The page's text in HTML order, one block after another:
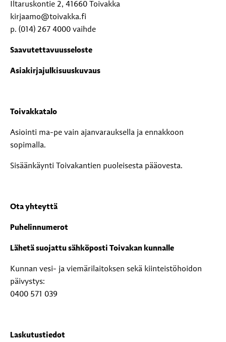
Iltaruskontie 2, 41660 Toivakka
kirjaamo@toivakka.fi
p. (014) 267 4000 vaihde
Saavutettavuusseloste
Asiakirjajulkisuuskuvaus
Toivakkatalo
Asiointi ma-pe vain ajanvarauksella ja ennakkoon
sopimalla.
Sisäänkäynti Toivakantien puoleisesta pääovesta.
Ota yhteyttä
Puhelinnumerot
Lähetä suojattu sähköposti Toivakan kunnalle
Kunnan vesi- ja viemärilaitoksen sekä kiinteistöhoidon
päivystys:
0400 571 039
Laskutustiedot